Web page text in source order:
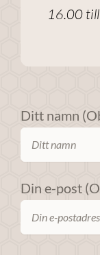
16.00
Ditt namn
Din e-post
uppbyggnad,
För att
ska prestera
så bra som
möjligt under
ditt besök.